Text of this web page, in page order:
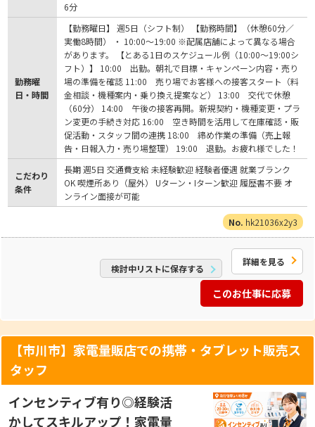
6分
勤務曜
日・時間
【勤務曜日】 週5日（シフト制） 【勤務時間】（休憩60分／
実働8時間） ・ 10:00～19:00 ※配属店舗によって異なる場合
があります。 【とある1日のスケジュール例（10:00～19:00シ
フト）】 10:00 出勤。朝礼で目標・キャンペーン内容・売り
場の準備を確認 11:00 売り場でお客様への接客スタート（料
金相談・機種案内・乗り換え提案など） 13:00 交代で休憩
（60分） 14:00 午後の接客再開。新規契約・機種変更・プラ
ン変更の手続き対応 16:00 空き時間を活用して在庫確認・販
促活動・スタッフ間の連携 18:00 締め作業の準備（売上報
告・日報入力・売り場整理） 19:00 退勤。お疲れ様でした！
こだわり
条件
長期 週5日 交通費支給 未経験歓迎 経験者優遇 就業ブランク
OK 喫煙所あり（屋外） Uターン・Iターン歓迎 履歴書不要 オ
ンライン面接が可能
hk21036x2y3
検討中リストに保存する
詳細を見る
このお仕事に応募
【市川市】家電量販店での携帯・タブレット販売ス
タッフ
インセンティブ有り◎経験活
かしてスキルアップ！家電量